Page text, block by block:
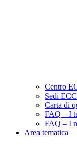
Centro
Sedi
Carta di
FAQ – I
FAQ – I
Area tematica